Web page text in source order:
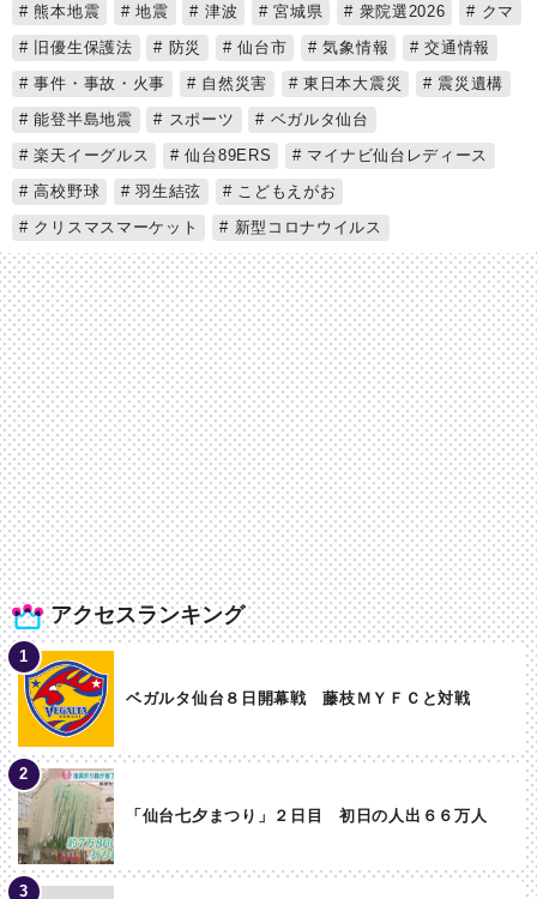
アクセスランキング
ベガルタ仙台８日開幕戦 藤枝ＭＹＦＣと対戦
「仙台七夕まつり」２日目 初日の人出６６万人
熊本地震 地震 津波 宮城県 衆院選2026
クマ
旧優生保護法
防災 仙台市 気象情報
交通情報
事件・事故・火事
自然災害 東日本大震災
震災遺構
能登半島地震
スポーツ
ベガルタ仙台
楽天イーグルス
仙台89ERS
マイナビ仙台レディース
高校野球
羽生結弦
こどもえがお
クリスマスマーケット
新型コロナウイルス